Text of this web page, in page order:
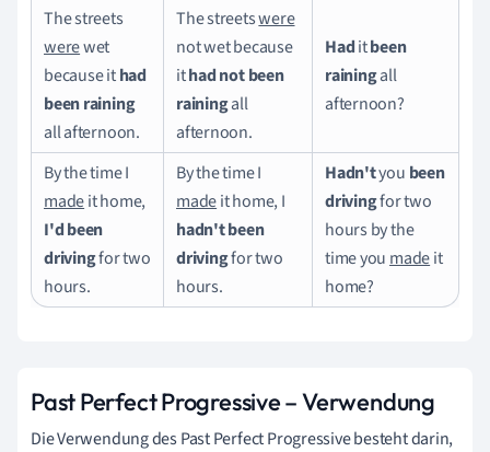
The streets
werewet
because ithad
been raining
all afternoon.
The streetswere
not wet because
ithad not been
rainingall
afternoon.
Haditbeen
rainingall
afternoon?
By the time I
madeit home,
I'dbeen
drivingfor two
hours.
By the time I
madeit home, I
hadn't been
drivingfor two
hours.
Hadn'tyou been
drivingfor two
hours by the
time you madeit
home?
Past Perfect Progressive – Verwendung
Die Verwendung des Past Perfect Progressive besteht darin,